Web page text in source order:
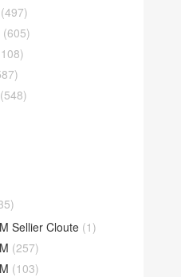
(497)
(605)
(548)
Sellier Cloute (1)
(257)
(103)